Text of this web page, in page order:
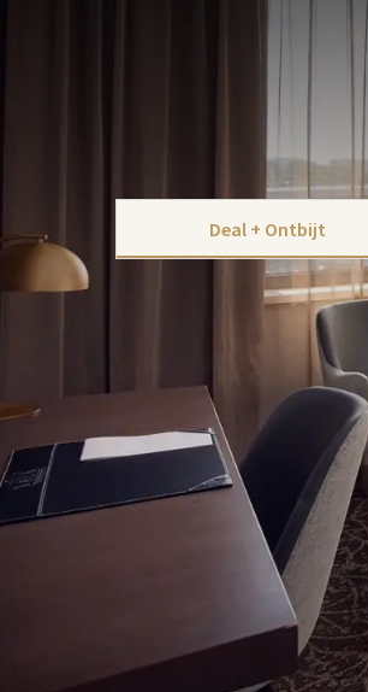
Combineer een ontspannen
Laat je verwennen in ons
weg, een date night of een
Deal + Ontbijt
Dit arrangement is
Bioscoop ticket
Ontbijt